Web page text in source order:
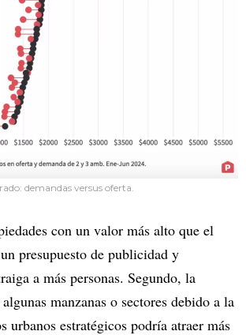
demandas versus oferta.
con un valor más alto que el
presupuesto de publicidad y
a más personas. Segundo, la
manzanas o sectores debido a la
urbanos estratégicos podría atraer más